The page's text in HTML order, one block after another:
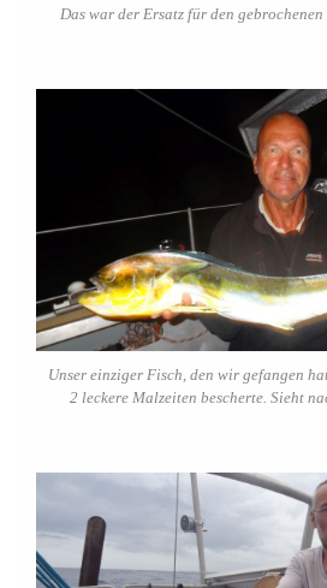
Das war der Ersatz für den
Unser einziger Fisch, den wir gefangen
2 leckere Malzeiten bescherte. Sieht